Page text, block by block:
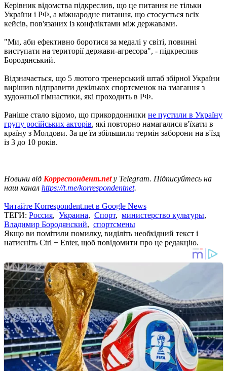
Керівник відомства підкреслив, що це питання не тільки
України і РФ, а міжнародне питання, що стосується всіх
кейсів, пов'язаних із конфліктами між державами.
"Ми, аби ефективно боротися за медалі у світі, повинні
виступати на території держави-агресора", - підкреслив
Бородянський.
Відзначається, що 5 лютого тренерський штаб збірної України
вирішив відправити декількох спортсменок на змагання з
художньої гімнастики, які проходить в РФ.
Раніше стало відомо, що прикордонники не пустили в Україну
групу російських акторів, які повторно намагалися в'їхати в
країну з Молдови. За це їм збільшили термін заборони на в'їзд
із 3 до 10 років.
Новини від Корреспондент.net у Telegram. Підписуйтесь на
наш канал https://t.me/korrespondentnet.
Читайте Korrespondent.net в Google News
ТЕГИ: Россия, Украина, Спорт, министерство культуры,
Владимир Бородянский, спортсмены
Якщо ви помітили помилку, виділіть необхідний текст і
натисніть Ctrl + Enter, щоб повідомити про це редакцію.